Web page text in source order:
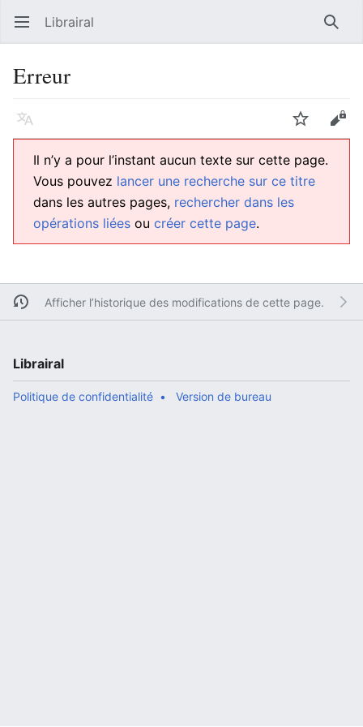
Ouvrir le menu principal Librairal
Erreur
Langue Suivre
Il n’y a pour l’instant aucun texte sur cette page.
Vous pouvez lancer une recherche sur ce titre
dans les autres pages, rechercher dans les
opérations liées ou créer cette page.
Afficher l’historique des modifications de cette page.
Librairal
Politique de confidentialité Version de bureau